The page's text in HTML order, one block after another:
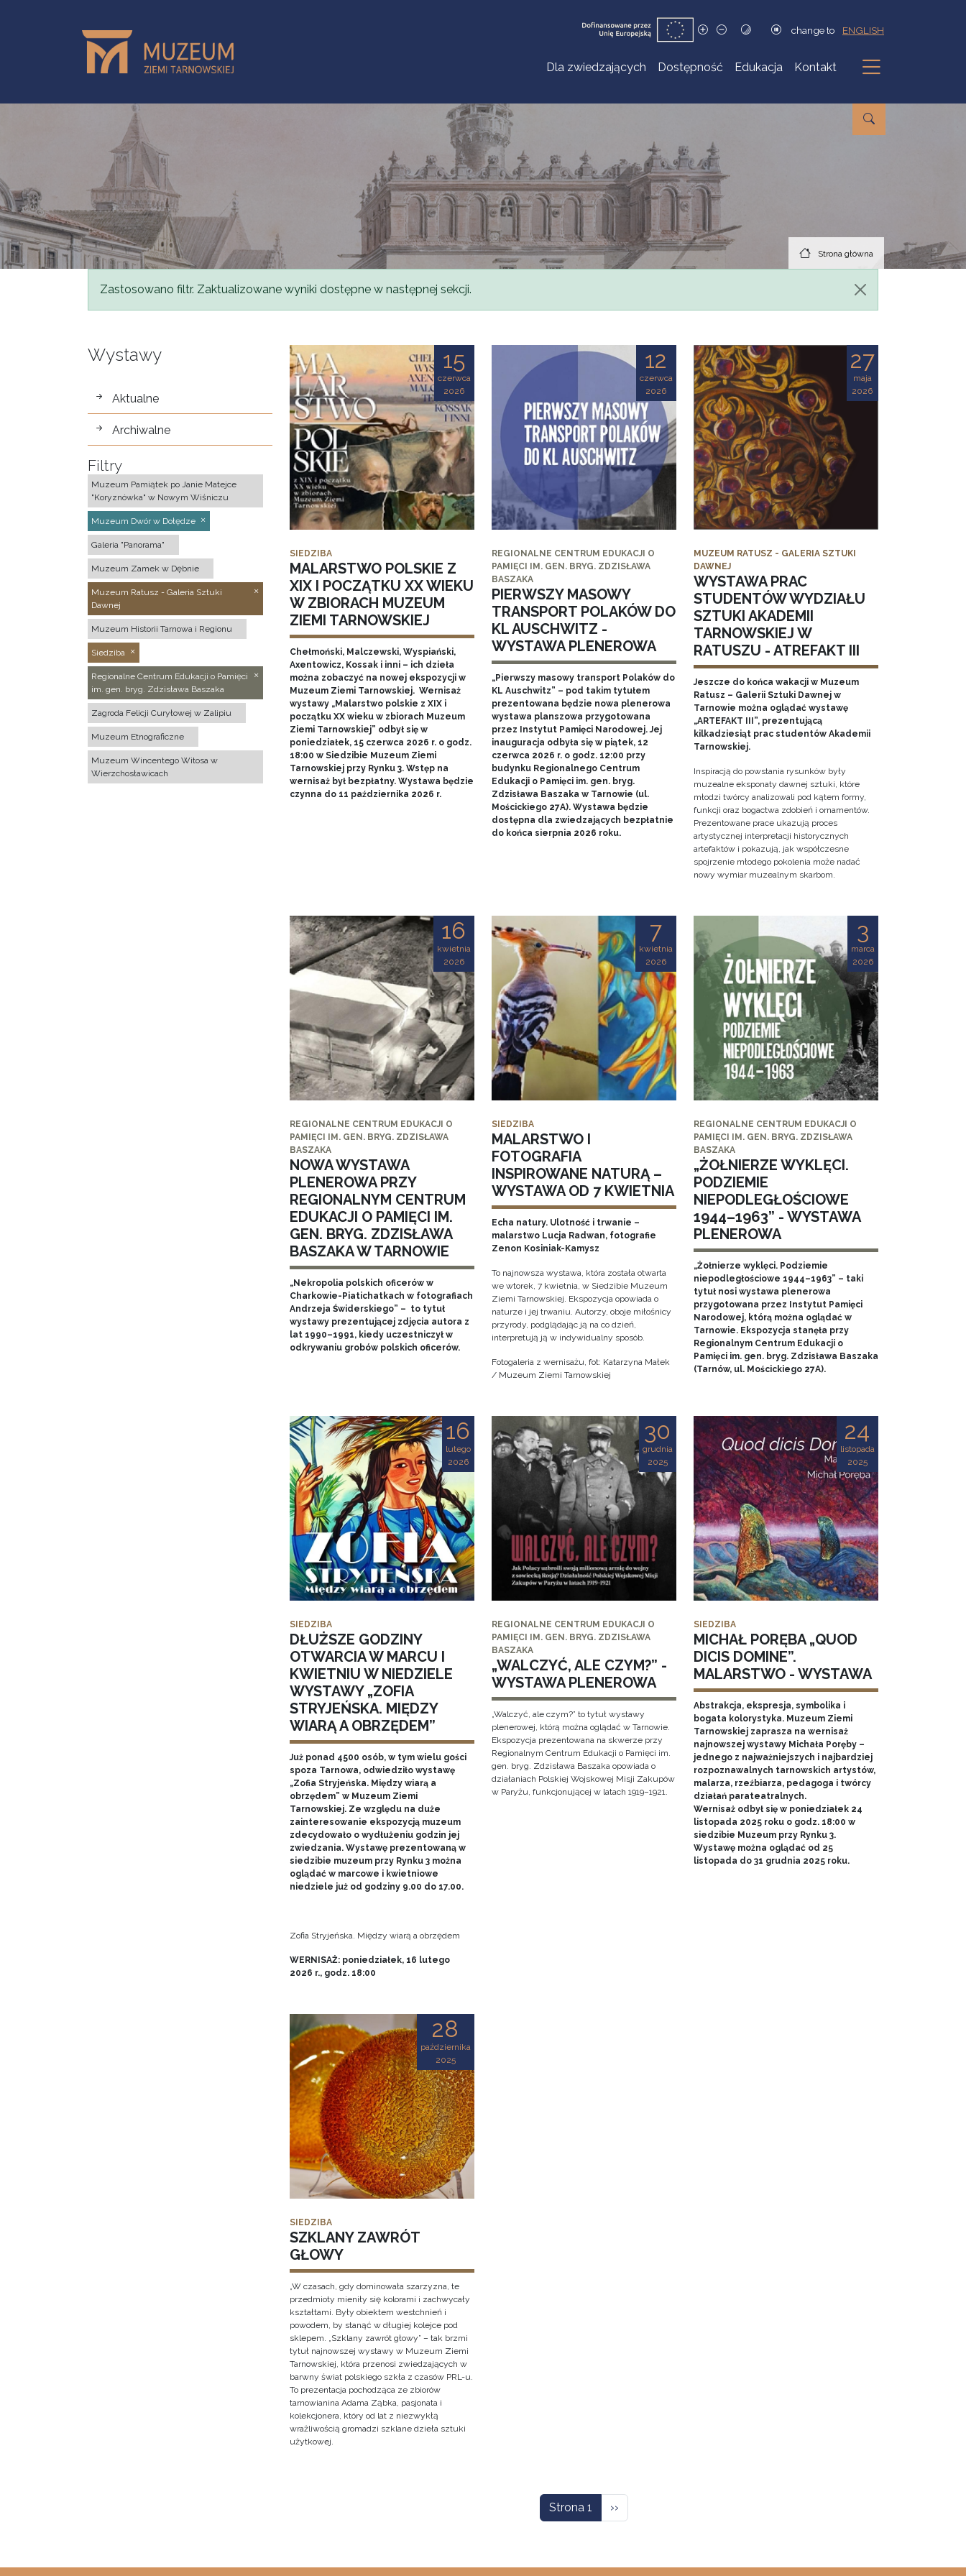
change to ENGLISH
Dla zwiedzających Dostępność Edukacja Kontakt
Podmenu
Strona główna
Komunikat
Zastosowano filtr. Zaktualizowane wyniki dostępne w następnej sekcji.
Wystawy
wystawy
Aktualne
Archiwalne
Filtry
Muzeum Pamiątek po Janie Matejce
"Koryznówka" w Nowym Wiśniczu
Muzeum Dwór w Dołędze
Galeria "Panorama"
Muzeum Zamek w Dębnie
Muzeum Ratusz - Galeria Sztuki
Dawnej
Muzeum Historii Tarnowa i Regionu
Siedziba
Regionalne Centrum Edukacji o Pamięci
im. gen. bryg. Zdzisława Baszaka
Zagroda Felicji Curyłowej w Zalipiu
Muzeum Etnograficzne
Muzeum Wincentego Witosa w
Wierzchosławicach
15
czerwca
2026
SIEDZIBA
MALARSTWO POLSKIE Z
XIX I POCZĄTKU XX WIEKU
W ZBIORACH MUZEUM
ZIEMI TARNOWSKIEJ
Chełmoński, Malczewski, Wyspiański,
Axentowicz, Kossak i inni – ich dzieła
można zobaczyć na nowej ekspozycji w
Muzeum Ziemi Tarnowskiej. Wernisaż
wystawy „Malarstwo polskie z XIX i
początku XX wieku w zbiorach Muzeum
Ziemi Tarnowskiej” odbył się w
poniedziałek, 15 czerwca 2026 r. o godz.
18:00 w Siedzibie Muzeum Ziemi
Tarnowskiej przy Rynku 3. Wstęp na
wernisaż był bezpłatny. Wystawa będzie
czynna do 11 października 2026 r.
12
czerwca
2026
REGIONALNE CENTRUM EDUKACJI O
PAMIĘCI IM. GEN. BRYG. ZDZISŁAWA
BASZAKA
PIERWSZY MASOWY
TRANSPORT POLAKÓW DO
KL AUSCHWITZ -
WYSTAWA PLENEROWA
„Pierwszy masowy transport Polaków do
KL Auschwitz” – pod takim tytułem
prezentowana będzie nowa plenerowa
wystawa planszowa przygotowana
przez Instytut Pamięci Narodowej. Jej
inauguracja odbyła się w piątek, 12
czerwca 2026 r. o godz. 12:00 przy
budynku Regionalnego Centrum
Edukacji o Pamięci im. gen. bryg.
Zdzisława Baszaka w Tarnowie (ul.
Mościckiego 27A). Wystawa będzie
dostępna dla zwiedzających bezpłatnie
do końca sierpnia 2026 roku.
27
maja
2026
MUZEUM RATUSZ - GALERIA SZTUKI
DAWNEJ
WYSTAWA PRAC
STUDENTÓW WYDZIAŁU
SZTUKI AKADEMII
TARNOWSKIEJ W
RATUSZU - ATREFAKT III
Jeszcze do końca wakacji w Muzeum
Ratusz – Galerii Sztuki Dawnej w
Tarnowie można oglądać wystawę
„ARTEFAKT III”, prezentującą
kilkadziesiąt prac studentów Akademii
Tarnowskiej.
Inspiracją do powstania rysunków były
muzealne eksponaty dawnej sztuki, które
młodzi twórcy analizowali pod kątem formy,
funkcji oraz bogactwa zdobień i ornamentów.
Prezentowane prace ukazują proces
artystycznej interpretacji historycznych
artefaktów i pokazują, jak współczesne
spojrzenie młodego pokolenia może nadać
nowy wymiar muzealnym skarbom.
16
kwietnia
2026
REGIONALNE CENTRUM EDUKACJI O
PAMIĘCI IM. GEN. BRYG. ZDZISŁAWA
BASZAKA
NOWA WYSTAWA
PLENEROWA PRZY
REGIONALNYM CENTRUM
EDUKACJI O PAMIĘCI IM.
GEN. BRYG. ZDZISŁAWA
BASZAKA W TARNOWIE
„Nekropolia polskich oficerów w
Charkowie-Piatichatkach w fotografiach
Andrzeja Świderskiego” – to tytuł
wystawy prezentującej zdjęcia autora z
lat 1990–1991, kiedy uczestniczył w
odkrywaniu grobów polskich oficerów.
7
kwietnia
2026
SIEDZIBA
MALARSTWO I
FOTOGRAFIA
INSPIROWANE NATURĄ –
WYSTAWA OD 7 KWIETNIA
Echa natury. Ulotność i trwanie –
malarstwo Lucja Radwan, fotografie
Zenon Kosiniak-Kamysz
To najnowsza wystawa, która została otwarta
we wtorek, 7 kwietnia, w Siedzibie Muzeum
Ziemi Tarnowskiej. Ekspozycja opowiada o
naturze i jej trwaniu. Autorzy, oboje miłośnicy
przyrody, podglądając ją na co dzień,
interpretują ją w indywidualny sposób.
Fotogaleria z wernisażu, fot: Katarzyna Małek
/ Muzeum Ziemi Tarnowskiej
3
marca
2026
REGIONALNE CENTRUM EDUKACJI O
PAMIĘCI IM. GEN. BRYG. ZDZISŁAWA
BASZAKA
„ŻOŁNIERZE WYKLĘCI.
PODZIEMIE
NIEPODLEGŁOŚCIOWE
1944–1963” - WYSTAWA
PLENEROWA
„Żołnierze wyklęci. Podziemie
niepodległościowe 1944–1963” – taki
tytuł nosi wystawa plenerowa
przygotowana przez Instytut Pamięci
Narodowej, którą można oglądać w
Tarnowie. Ekspozycja stanęła przy
Regionalnym Centrum Edukacji o
Pamięci im. gen. bryg. Zdzisława Baszaka
(Tarnów, ul. Mościckiego 27A).
16
lutego
2026
SIEDZIBA
DŁUŻSZE GODZINY
OTWARCIA W MARCU I
KWIETNIU W NIEDZIELE
WYSTAWY „ZOFIA
STRYJEŃSKA. MIĘDZY
WIARĄ A OBRZĘDEM”
Już ponad 4500 osób, w tym wielu gości
spoza Tarnowa, odwiedziło wystawę
„Zofia Stryjeńska. Między wiarą a
obrzędem” w Muzeum Ziemi
Tarnowskiej. Ze względu na duże
zainteresowanie ekspozycją muzeum
zdecydowało o wydłużeniu godzin jej
zwiedzania. Wystawę prezentowaną w
siedzibie muzeum przy Rynku 3 można
oglądać w marcowe i kwietniowe
niedziele już od godziny 9.00 do 17.00.
Zofia Stryjeńska. Między wiarą a obrzędem
WERNISAŻ: poniedziałek, 16 lutego
2026 r., godz. 18:00
30
grudnia
2025
REGIONALNE CENTRUM EDUKACJI O
PAMIĘCI IM. GEN. BRYG. ZDZISŁAWA
BASZAKA
„WALCZYĆ, ALE CZYM?” -
WYSTAWA PLENEROWA
„Walczyć, ale czym?” to tytuł wystawy
plenerowej, którą można oglądać w Tarnowie.
Ekspozycja prezentowana na skwerze przy
Regionalnym Centrum Edukacji o Pamięci im.
gen. bryg. Zdzisława Baszaka opowiada o
działaniach Polskiej Wojskowej Misji Zakupów
w Paryżu, funkcjonującej w latach 1919–1921.
24
listopada
2025
SIEDZIBA
MICHAŁ PORĘBA „QUOD
DICIS DOMINE”.
MALARSTWO - WYSTAWA
Abstrakcja, ekspresja, symbolika i
bogata kolorystyka. Muzeum Ziemi
Tarnowskiej zaprasza na wernisaż
najnowszej wystawy Michała Poręby –
jednego z najważniejszych i najbardziej
rozpoznawalnych tarnowskich artystów,
malarza, rzeźbiarza, pedagoga i twórcy
działań parateatralnych.
Wernisaż odbył się w poniedziałek 24
listopada 2025 roku o godz. 18:00 w
siedzibie Muzeum przy Rynku 3.
Wystawę można oglądać od 25
listopada do 31 grudnia 2025 roku.
28
października
2025
SIEDZIBA
SZKLANY ZAWRÓT
GŁOWY
„W czasach, gdy dominowała szarzyzna, te
przedmioty mieniły się kolorami i zachwycały
kształtami. Były obiektem westchnień i
powodem, by stanąć w długiej kolejce pod
sklepem. „Szklany zawrót głowy” – tak brzmi
tytuł najnowszej wystawy w Muzeum Ziemi
Tarnowskiej, która przenosi zwiedzających w
barwny świat polskiego szkła z czasów PRL-u.
To prezentacja pochodząca ze zbiorów
tarnowianina Adama Ząbka, pasjonata i
kolekcjonera, który od lat z niezwykłą
wrażliwością gromadzi szklane dzieła sztuki
użytkowej.
Strona 1 Następna strona
››